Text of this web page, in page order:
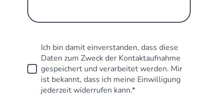
Ich bin damit einverstanden, dass diese
Daten zum Zweck der Kontaktaufnahme
gespeichert und verarbeitet werden. Mir
ist bekannt, dass ich meine Einwilligung
jederzeit widerrufen kann.*